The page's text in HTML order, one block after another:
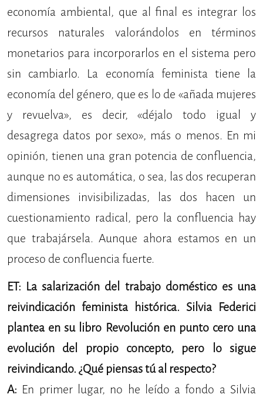
economía ambiental, que al final es integrar los
recursos naturales valorándolos en términos
monetarios para incorporarlos en el sistema pero
sin cambiarlo. La economía feminista tiene la
economía del género, que es lo de «añada mujeres
y revuelva», es decir, «déjalo todo igual y
desagrega datos por sexo», más o menos. En mi
opinión, tienen una gran potencia de confluencia,
aunque no es automática, o sea, las dos recuperan
dimensiones invisibilizadas, las dos hacen un
cuestionamiento radical, pero la confluencia hay
que trabajársela. Aunque ahora estamos en un
proceso de confluencia fuerte.
ET: La salarización del trabajo doméstico es una
reivindicación feminista histórica. Silvia Federici
plantea en su libro Revolución en punto cero una
evolución del propio concepto, pero lo sigue
reivindicando. ¿Qué piensas tú al respecto?
A: En primer lugar, no he leído a fondo a Silvia